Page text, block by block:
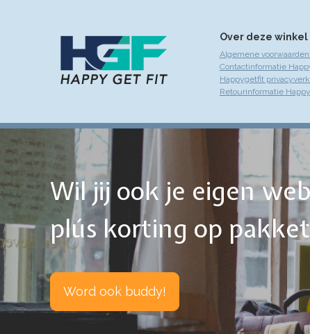
Over deze winkel
Algemene
Contactinformatie
Happygetfit
Retourinformatie
Wil jij ook je eigen
plús korting op
Word ook buddy!